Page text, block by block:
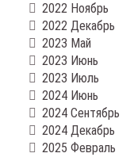
2022 Ноябрь
2022 Декабрь
2023 Май
2023 Июнь
2023 Июль
2024 Июнь
2024 Сентябрь
2024 Декабрь
2025 Февраль